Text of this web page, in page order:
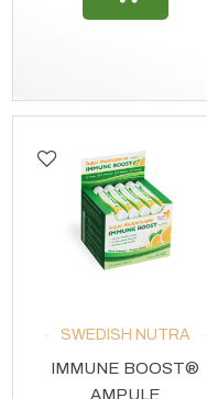
SWEDISH NUTRA
IMMUNE BOOST®
AMPULE